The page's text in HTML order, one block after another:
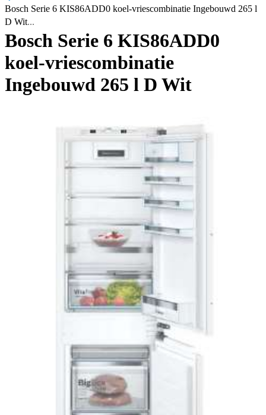
Bosch Serie 6 KIS86ADD0 koel-vriescombinatie Ingebouwd 265 l
D Wit
Bosch Serie 6 KIS86ADD0
koel-vriescombinatie
Ingebouwd 265 l D Wit